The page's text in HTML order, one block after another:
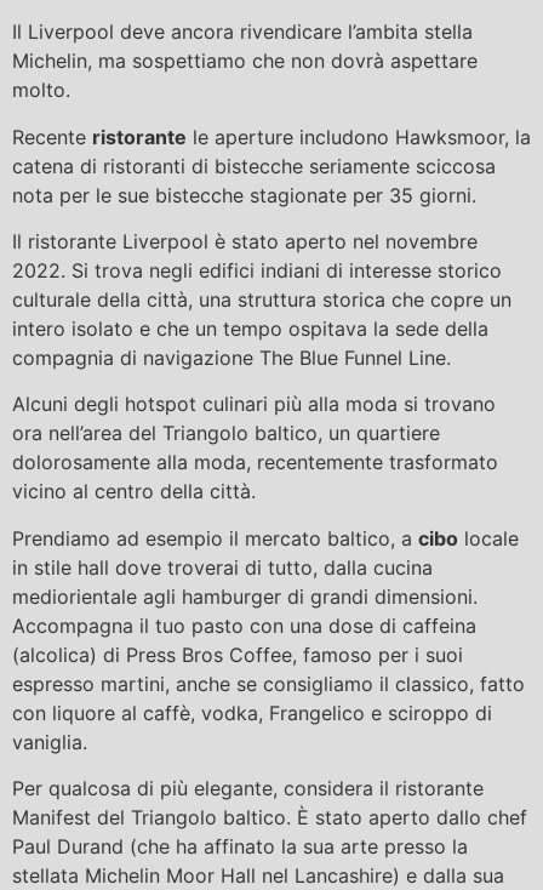
Il Liverpool deve ancora rivendicare l’ambita stella
Michelin, ma sospettiamo che non dovrà aspettare
molto.
Recente ristorante le aperture includono Hawksmoor, la
catena di ristoranti di bistecche seriamente sciccosa
nota per le sue bistecche stagionate per 35 giorni.
Il ristorante Liverpool è stato aperto nel novembre
2022. Si trova negli edifici indiani di interesse storico
culturale della città, una struttura storica che copre un
intero isolato e che un tempo ospitava la sede della
compagnia di navigazione The Blue Funnel Line.
Alcuni degli hotspot culinari più alla moda si trovano
ora nell’area del Triangolo baltico, un quartiere
dolorosamente alla moda, recentemente trasformato
vicino al centro della città.
Prendiamo ad esempio il mercato baltico, a cibo locale
in stile hall dove troverai di tutto, dalla cucina
mediorientale agli hamburger di grandi dimensioni.
Accompagna il tuo pasto con una dose di caffeina
(alcolica) di Press Bros Coffee, famoso per i suoi
espresso martini, anche se consigliamo il classico, fatto
con liquore al caffè, vodka, Frangelico e sciroppo di
vaniglia.
Per qualcosa di più elegante, considera il ristorante
Manifest del Triangolo baltico. È stato aperto dallo chef
Paul Durand (che ha affinato la sua arte presso la
stellata Michelin Moor Hall nel Lancashire) e dalla sua